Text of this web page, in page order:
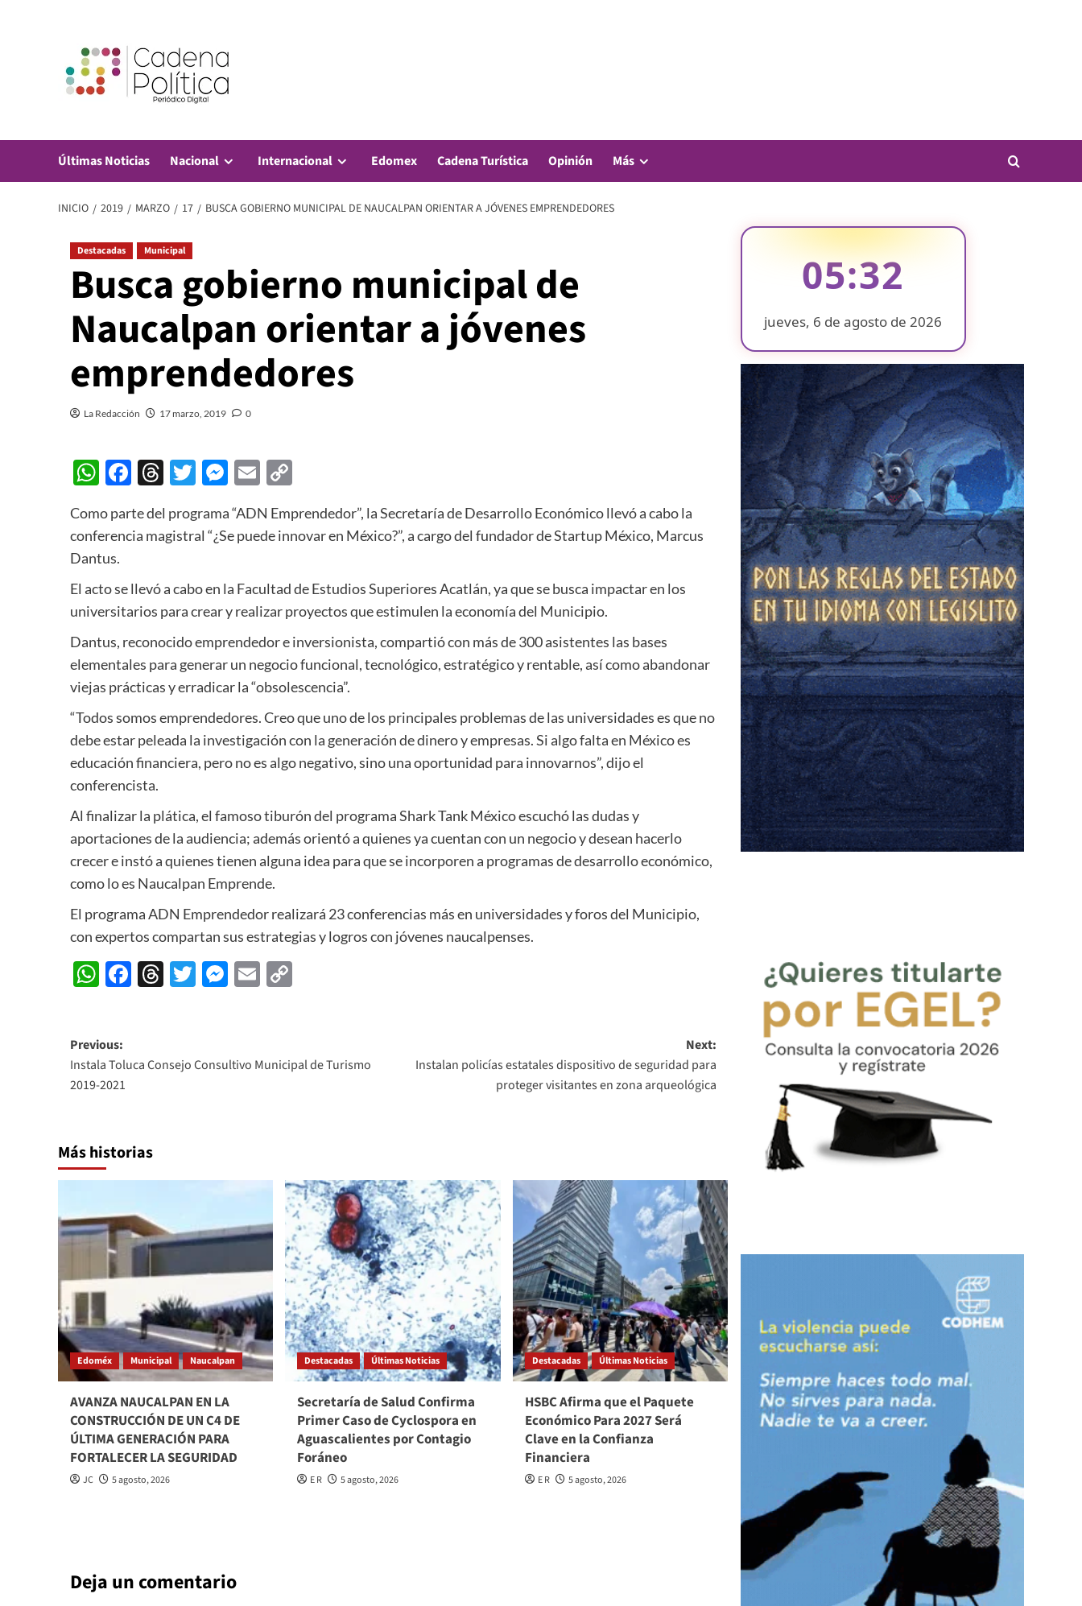
Últimas Noticias Nacional Internacional Edomex Cadena Turística Opinión Más
INICIO 2019 MARZO 17 BUSCA GOBIERNO MUNICIPAL DE NAUCALPAN ORIENTAR A JÓVENES EMPRENDEDORES
Destacadas Municipal
Busca gobierno municipal de
Naucalpan orientar a jóvenes
emprendedores
La Redacción 17 marzo, 2019 0
WhatsApp
Facebook
Threads
Twitter
Messenger
Email
Como parte del programa “ADN Emprendedor”, la Secretaría de Desarrollo Económico llevó a cabo la
conferencia magistral “¿Se puede innovar en México?”, a cargo del fundador de Startup México, Marcus
Dantus.
El acto se llevó a cabo en la Facultad de Estudios Superiores Acatlán, ya que se busca impactar en los
universitarios para crear y realizar proyectos que estimulen la economía del Municipio.
Dantus, reconocido emprendedor e inversionista, compartió con más de 300 asistentes las bases
elementales para generar un negocio funcional, tecnológico, estratégico y rentable, así como abandonar
viejas prácticas y erradicar la “obsolescencia”.
“Todos somos emprendedores. Creo que uno de los principales problemas de las universidades es que no
debe estar peleada la investigación con la generación de dinero y empresas. Si algo falta en México es
educación financiera, pero no es algo negativo, sino una oportunidad para innovarnos”, dijo el
conferencista.
Al finalizar la plática, el famoso tiburón del programa Shark Tank México escuchó las dudas y
aportaciones de la audiencia; además orientó a quienes ya cuentan con un negocio y desean hacerlo
crecer e instó a quienes tienen alguna idea para que se incorporen a programas de desarrollo económico,
como lo es Naucalpan Emprende.
El programa ADN Emprendedor realizará 23 conferencias más en universidades y foros del Municipio,
con expertos compartan sus estrategias y logros con jóvenes naucalpenses.
WhatsApp
Facebook
Threads
Twitter
Messenger
Email
Post
navigation
Previous:
Instala Toluca Consejo Consultivo Municipal de Turismo
2019-2021
Next:
Instalan policías estatales dispositivo de seguridad para
proteger visitantes en zona arqueológica
Más historias
Edoméx Municipal Naucalpan
AVANZA NAUCALPAN EN LA
CONSTRUCCIÓN DE UN C4 DE
ÚLTIMA GENERACIÓN PARA
FORTALECER LA SEGURIDAD
JC 5 agosto, 2026
Destacadas Últimas Noticias
Secretaría de Salud Confirma
Primer Caso de Cyclospora en
Aguascalientes por Contagio
Foráneo
E R 5 agosto, 2026
Destacadas Últimas Noticias
HSBC Afirma que el Paquete
Económico Para 2027 Será
Clave en la Confianza
Financiera
E R 5 agosto, 2026
Deja un comentario
05:32
jueves, 6 de agosto de 2026
❄ ❄
❄
❄
❄
❄
❄
❄
❄